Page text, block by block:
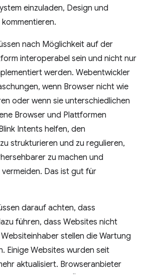
einzuladen, Design und
nach Möglichkeit auf der
interoperabel sein und nicht nur
werden. Webentwickler
wenn Browser nicht wie
oder wenn sie unterschiedlichen
Browser und Plattformen
Intents helfen, den
strukturieren und zu regulieren,
zu machen und
Das ist gut für
darauf achten, dass
führen, dass Websites nicht
stellen die Wartung
Einige Websites wurden seit
aktualisiert. Browseranbieter